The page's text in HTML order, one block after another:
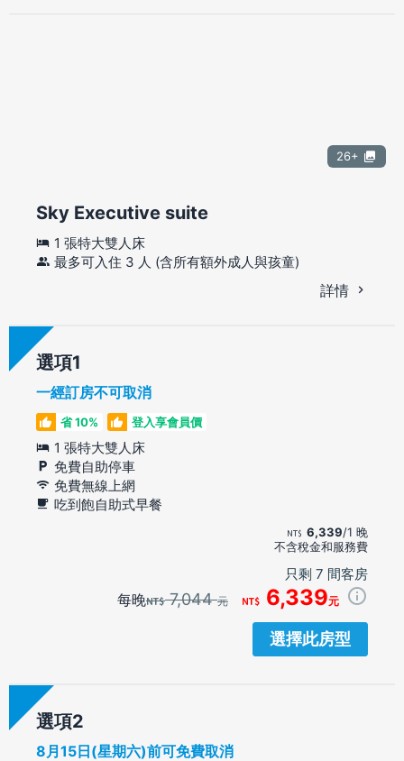
26+
Sky Executive suite
1 張特大雙人床
最多可入住 3 人 (含所有額外成人與孩童)
詳情
選項
一經訂房不可取消
省 10% 登入享會員價
1 張特大雙人床
免費自助停車
免費無線上網
吃到飽自助式早餐
6,339/1 晚
不含稅金和服務費
只剩 7 間客房
每晚 7,044元 6,339元
選擇此房型
選項
8月15日(星期六)前可免費取消